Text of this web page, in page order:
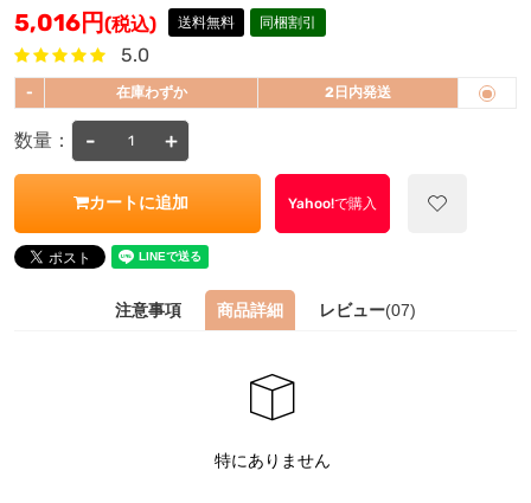
5,016円(税込) 送料無料 同梱割引
5.0
- 在庫わずか 2日内発送
数量： - +
カートに追加 Yahoo!で購入
注意事項 商品詳細 レビュー(07)
特にありません